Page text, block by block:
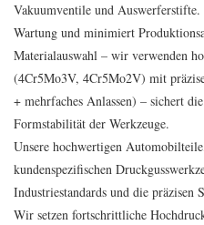
Vakuumventile und
Wartung und minimiert
Materialauswahl – wir verwenden
(4Cr5Mo3V, 4Cr5Mo2V) mit
+ mehrfaches Anlassen) – sichert
Formstabilität der Werkzeuge.
Unsere hochwertigen
kundenspezifischen
Industriestandards und die
Wir setzen fortschrittliche